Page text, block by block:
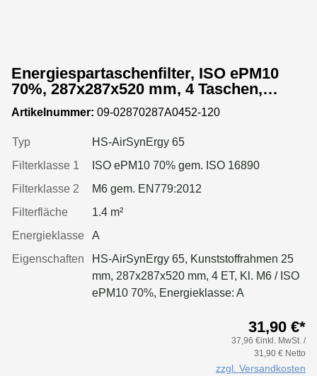
Energiespartaschenfilter, ISO ePM10
70%, 287x287x520 mm, 4 Taschen,
Kunststoffrahmen
Artikelnummer: 09-02870287A0452-120
Typ
HS-AirSynErgy 65
Filterklasse 1
ISO ePM10 70% gem. ISO 16890
Filterklasse 2
M6 gem. EN779:2012
Filterfläche
1.4 m²
Energieklasse
A
Eigenschaften
HS-AirSynErgy 65, Kunststoffrahmen 25
mm, 287x287x520 mm, 4 ET, Kl. M6 / ISO
ePM10 70%, Energieklasse: A
31,90 €*
37,96 €inkl. MwSt. /
31,90 € Netto
zzgl. Versandkosten